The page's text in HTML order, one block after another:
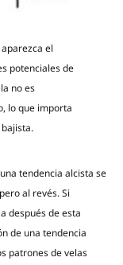
el
potenciales de
no es
lo que importa
tendencia alcista se
al revés. Si
después de esta
de una tendencia
patrones de velas